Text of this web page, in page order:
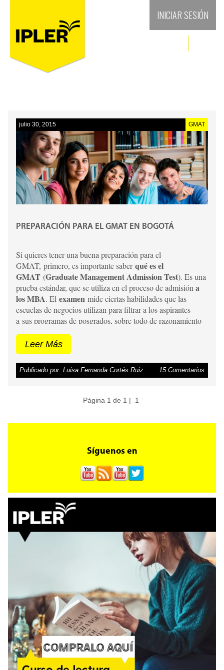
INICIAR SESIÓN
julio 30, 2015 GMAT
PREPARACIÓN PARA EL GMAT EN BOGOTÁ
Si quieres tener una buena preparación para el
GMAT, primero, es importante saberqué es el
GMAT (Graduate Management Admission Test). Es una
prueba estándar, que se utiliza en el proceso de admisión a
los MBA. El examen mide ciertas habilidades que las
escuelas de negocios utilizan para filtrar a los aspirantes
a sus programas de posgrados, sobre todo de razonamiento
específicos de negocios.
Leer Más
Publicado por: Luisa Fernanda Cortés Ruiz 15 Comentarios
Página 1 de 1 | 1
Síguenos en